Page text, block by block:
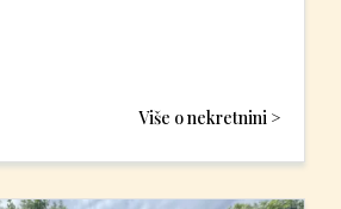
Više o nekretnini >